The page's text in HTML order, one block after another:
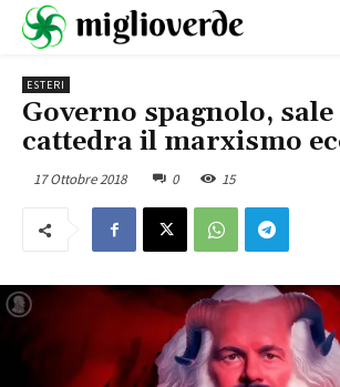
ESTERI
Governo spagnolo,
cattedra il marxismo
17 Ottobre 2018 0 15